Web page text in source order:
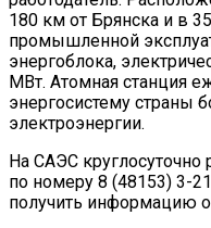
180 км от Брянска и в
промышленной
энергоблока,
МВт. Атомная станция
энергосистему страны
электроэнергии.
На САЭС круглосуточно
по номеру 8 (48153) 3-
получить информацию о